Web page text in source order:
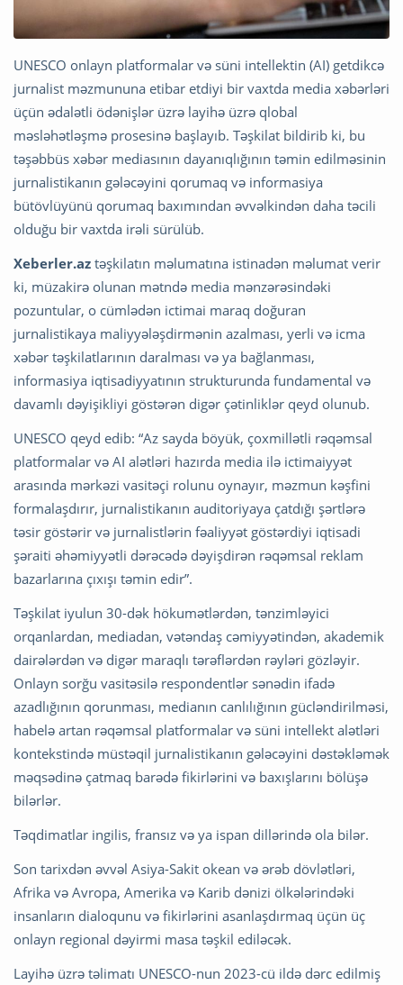
UNESCO onlayn platformalar və süni intellektin (AI) getdikcə
jurnalist məzmununa etibar etdiyi bir vaxtda media xəbərləri
üçün ədalətli ödənişlər üzrə layihə üzrə qlobal
məsləhətləşmə prosesinə başlayıb. Təşkilat bildirib ki, bu
təşəbbüs xəbər mediasının dayanıqlığının təmin edilməsinin
jurnalistikanın gələcəyini qorumaq və informasiya
bütövlüyünü qorumaq baxımından əvvəlkindən daha təcili
olduğu bir vaxtda irəli sürülüb.
Xeberler.az təşkilatın məlumatına istinadən məlumat verir
ki, müzakirə olunan mətndə media mənzərəsindəki
pozuntular, o cümlədən ictimai maraq doğuran
jurnalistikaya maliyyələşdirmənin azalması, yerli və icma
xəbər təşkilatlarının daralması və ya bağlanması,
informasiya iqtisadiyyatının strukturunda fundamental və
davamlı dəyişikliyi göstərən digər çətinliklər qeyd olunub.
UNESCO qeyd edib: “Az sayda böyük, çoxmillətli rəqəmsal
platformalar və AI alətləri hazırda media ilə ictimaiyyət
arasında mərkəzi vasitəçi rolunu oynayır, məzmun kəşfini
formalaşdırır, jurnalistikanın auditoriyaya çatdığı şərtlərə
təsir göstərir və jurnalistlərin fəaliyyət göstərdiyi iqtisadi
şəraiti əhəmiyyətli dərəcədə dəyişdirən rəqəmsal reklam
bazarlarına çıxışı təmin edir”.
Təşkilat iyulun 30-dək hökumətlərdən, tənzimləyici
orqanlardan, mediadan, vətəndaş cəmiyyətindən, akademik
dairələrdən və digər maraqlı tərəflərdən rəyləri gözləyir.
Onlayn sorğu vasitəsilə respondentlər sənədin ifadə
azadlığının qorunması, medianın canlılığının gücləndirilməsi,
habelə artan rəqəmsal platformalar və süni intellekt alətləri
kontekstində müstəqil jurnalistikanın gələcəyini dəstəkləmək
məqsədinə çatmaq barədə fikirlərini və baxışlarını bölüşə
bilərlər.
Təqdimatlar ingilis, fransız və ya ispan dillərində ola bilər.
Son tarixdən əvvəl Asiya-Sakit okean və ərəb dövlətləri,
Afrika və Avropa, Amerika və Karib dənizi ölkələrindəki
insanların dialoqunu və fikirlərini asanlaşdırmaq üçün üç
onlayn regional dəyirmi masa təşkil ediləcək.
Layihə üzrə təlimatı UNESCO-nun 2023-cü ildə dərc edilmiş